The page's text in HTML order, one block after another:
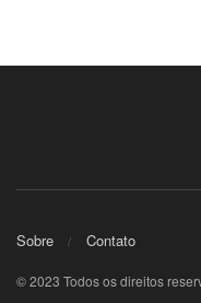
Sobre Contato
© 2023 Todos os direitos